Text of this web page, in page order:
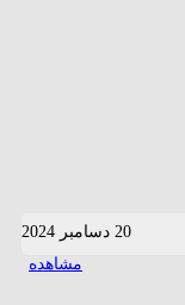
20 دسامبر 2024
مشاهده